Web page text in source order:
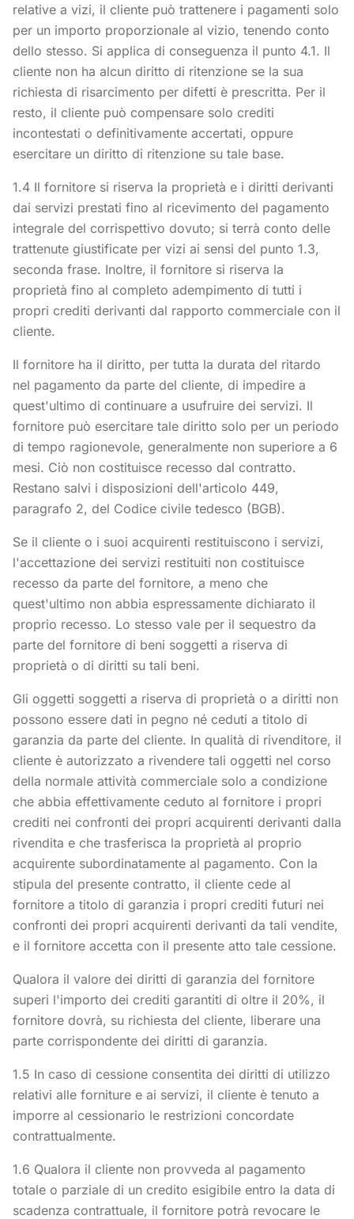
relative a vizi, il cliente può trattenere i pagamenti solo
per un importo proporzionale al vizio, tenendo conto
dello stesso. Si applica di conseguenza il punto 4.1. Il
cliente non ha alcun diritto di ritenzione se la sua
richiesta di risarcimento per difetti è prescritta. Per il
resto, il cliente può compensare solo crediti
incontestati o definitivamente accertati, oppure
esercitare un diritto di ritenzione su tale base.
1.4 Il fornitore si riserva la proprietà e i diritti derivanti
dai servizi prestati fino al ricevimento del pagamento
integrale del corrispettivo dovuto; si terrà conto delle
trattenute giustificate per vizi ai sensi del punto 1.3,
seconda frase. Inoltre, il fornitore si riserva la
proprietà fino al completo adempimento di tutti i
propri crediti derivanti dal rapporto commerciale con il
cliente.
Il fornitore ha il diritto, per tutta la durata del ritardo
nel pagamento da parte del cliente, di impedire a
quest'ultimo di continuare a usufruire dei servizi. Il
fornitore può esercitare tale diritto solo per un periodo
di tempo ragionevole, generalmente non superiore a 6
mesi. Ciò non costituisce recesso dal contratto.
Restano salvi i disposizioni dell'articolo 449,
paragrafo 2, del Codice civile tedesco (BGB).
Se il cliente o i suoi acquirenti restituiscono i servizi,
l'accettazione dei servizi restituiti non costituisce
recesso da parte del fornitore, a meno che
quest'ultimo non abbia espressamente dichiarato il
proprio recesso. Lo stesso vale per il sequestro da
parte del fornitore di beni soggetti a riserva di
proprietà o di diritti su tali beni.
Gli oggetti soggetti a riserva di proprietà o a diritti non
possono essere dati in pegno né ceduti a titolo di
garanzia da parte del cliente. In qualità di rivenditore, il
cliente è autorizzato a rivendere tali oggetti nel corso
della normale attività commerciale solo a condizione
che abbia effettivamente ceduto al fornitore i propri
crediti nei confronti dei propri acquirenti derivanti dalla
rivendita e che trasferisca la proprietà al proprio
acquirente subordinatamente al pagamento. Con la
stipula del presente contratto, il cliente cede al
fornitore a titolo di garanzia i propri crediti futuri nei
confronti dei propri acquirenti derivanti da tali vendite,
e il fornitore accetta con il presente atto tale cessione.
Qualora il valore dei diritti di garanzia del fornitore
superi l'importo dei crediti garantiti di oltre il 20%, il
fornitore dovrà, su richiesta del cliente, liberare una
parte corrispondente dei diritti di garanzia.
1.5 In caso di cessione consentita dei diritti di utilizzo
relativi alle forniture e ai servizi, il cliente è tenuto a
imporre al cessionario le restrizioni concordate
contrattualmente.
1.6 Qualora il cliente non provveda al pagamento
totale o parziale di un credito esigibile entro la data di
scadenza contrattuale, il fornitore potrà revocare le